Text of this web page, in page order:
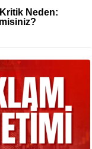
Kritik Neden: